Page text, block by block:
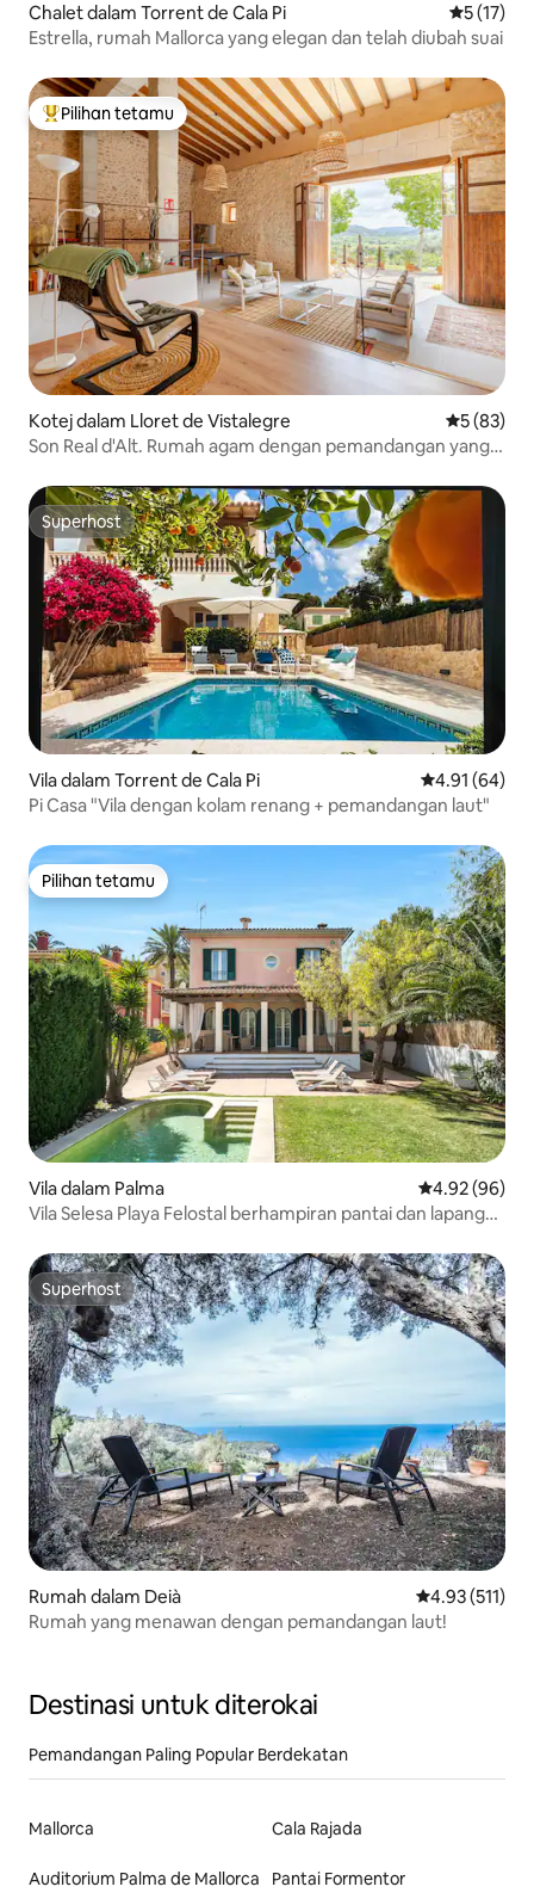
Chalet dalam Torrent de Cala Pi
5 (17)
Estrella, rumah Mallorca yang elegan dan telah diubah suai
Pilihan utama tetamu
Pilihan tetamu
Kotej dalam Lloret de Vistalegre Penarafan
5 (83)
Son Real d'Alt. Rumah agam dengan pemandangan yang
Superhost
Superhost
Vila dalam Torrent de Cala Pi Penarafan
4.91 (64)
Pi Casa "Vila dengan kolam renang + pemandangan laut"
Pilihan tetamu
Pilihan tetamu
Vila dalam Palma Penarafan
4.92 (96)
Vila Selesa Playa Felostal berhampiran pantai dan lapangan
Superhost
Superhost
Rumah dalam Deià Penarafan
4.93 (511)
Rumah yang menawan dengan pemandangan laut!
Destinasi untuk diterokai
Pemandangan Paling Popular Berdekatan
Mallorca Cala Rajada
Auditorium Palma de Mallorca Pantai Formentor